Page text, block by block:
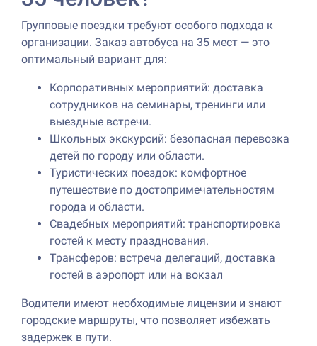
Групповые поездки требуют особого подхода к
организации. Заказ автобуса на 35 мест — это
оптимальный вариант для:
Корпоративных мероприятий: доставка
сотрудников на семинары, тренинги или
выездные встречи.
Школьных экскурсий: безопасная перевозка
детей по городу или области.
Туристических поездок: комфортное
путешествие по достопримечательностям
города и области.
Свадебных мероприятий: транспортировка
гостей к месту празднования.
Трансферов: встреча делегаций, доставка
гостей в аэропорт или на вокзал
Водители имеют необходимые лицензии и знают
городские маршруты, что позволяет избежать
задержек в пути.